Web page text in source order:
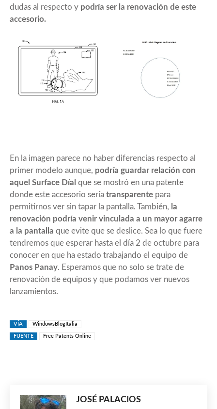
dudas al respecto y podría ser la renovación de este
accesorio.
En la imagen parece no haber diferencias respecto al
primer modelo aunque, podría guardar relación con
aquel Surface Díal que se mostró en una patente
donde este accesorio sería transparente para
permitirnos ver sin tapar la pantalla. También, la
renovación podría venir vinculada a un mayor agarre
a la pantalla que evite que se deslice. Sea lo que fuere
tendremos que esperar hasta el día 2 de octubre para
conocer en que ha estado trabajando el equipo de
Panos Panay. Esperamos que no solo se trate de
renovación de equipos y que podamos ver nuevos
lanzamientos.
VÍA WindowsBlogItalia
FUENTE Free Patents Online
JOSÉ PALACIOS